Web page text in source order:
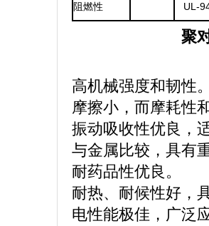
阻燃性 UL-
聚
高机械强度和韧性
摩擦小，而摩耗性
振动吸收性优良，
与金属比较，具有
耐药品性优良。
耐热、耐候性好，
电性能极佳，广泛